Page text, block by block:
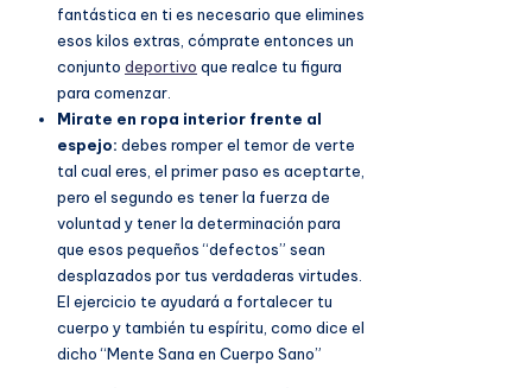
fantástica en ti es necesario que elimines
esos kilos extras, cómprate entonces un
conjunto deportivo que realce tu figura
para comenzar.
Mirate en ropa interior frente al
espejo: debes romper el temor de verte
tal cual eres, el primer paso es aceptarte,
pero el segundo es tener la fuerza de
voluntad y tener la determinación para
que esos pequeños “defectos” sean
desplazados por tus verdaderas virtudes.
El ejercicio te ayudará a fortalecer tu
cuerpo y también tu espíritu, como dice el
dicho “Mente Sana en Cuerpo Sano”